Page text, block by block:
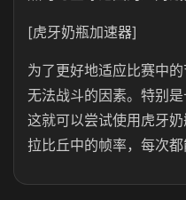
[虎牙奶瓶加速器]
为了更好地适应比赛中
无法战斗的因素。特别
这就可以尝试使用虎牙
拉比丘中的帧率，每次都